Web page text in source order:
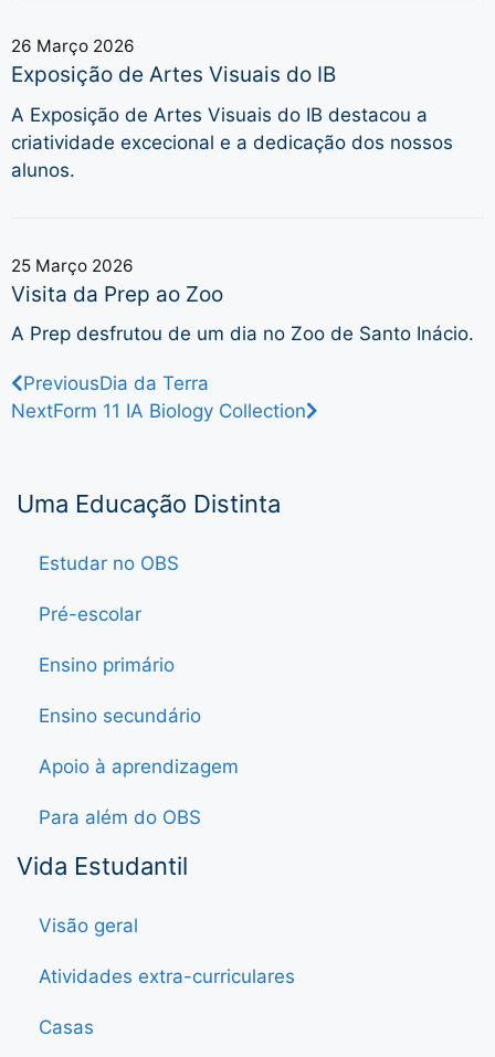
26 Março 2026
Exposição de Artes Visuais do IB
A Exposição de Artes Visuais do IB destacou a
criatividade excecional e a dedicação dos nossos
alunos.
25 Março 2026
Visita da Prep ao Zoo
A Prep desfrutou de um dia no Zoo de Santo Inácio.
PreviousDia da Terra
NextForm 11 IA Biology Collection
Uma Educação Distinta
Estudar no OBS
Pré-escolar
Ensino primário
Ensino secundário
Apoio à aprendizagem
Para além do OBS
Vida Estudantil
Visão geral
Atividades extra-curriculares
Casas